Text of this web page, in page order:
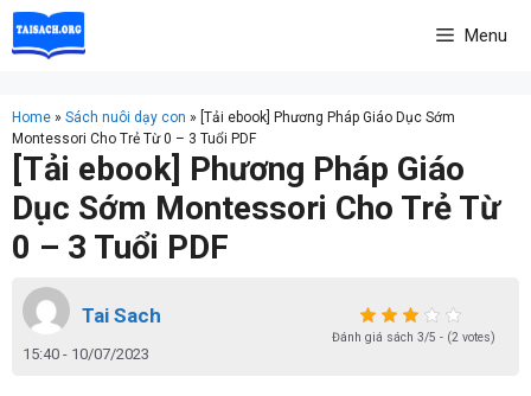
Skip
to
Menu
Home » Sách nuôi dạy con » [Tải ebook] Phương Pháp Giáo Dục Sớm
Montessori Cho Trẻ Từ 0 – 3 Tuổi PDF
[Tải ebook] Phương Pháp Giáo
Dục Sớm Montessori Cho Trẻ Từ
0 – 3 Tuổi PDF
Tai Sach
15:40 - 10/07/2023
Đánh giá sách 3/5 - (2 votes)